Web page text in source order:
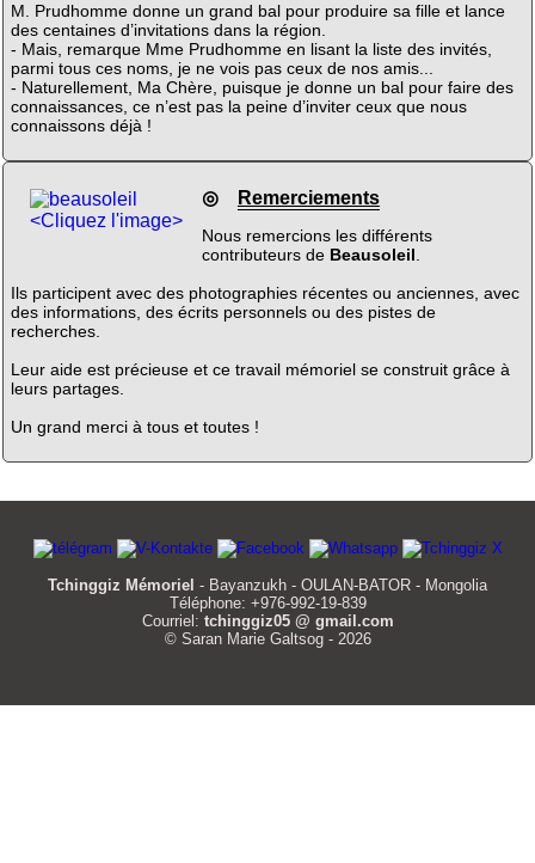
M. Prudhomme donne un grand bal pour produire sa fille et lance
des centaines d’invitations dans la région.
- Mais, remarque Mme Prudhomme en lisant la liste des invités,
parmi tous ces noms, je ne vois pas ceux de nos amis...
- Naturellement, Ma Chère, puisque je donne un bal pour faire des
connaissances, ce n’est pas la peine d’inviter ceux que nous
connaissons déjà !
<Cliquez l'image>
◎ Remerciements
Nous remercions les différents
contributeurs de Beausoleil
Ils participent avec des photographies récentes ou anciennes, avec
des informations, des écrits personnels ou des pistes de
recherches.
Leur aide est précieuse et ce travail mémoriel se construit grâce à
leurs partages.
Un grand merci à tous et toutes !
Tchinggiz Mémoriel - Bayanzukh - OULAN-BATOR - Mongolia
Téléphone: +976-992-19-839
Courriel: tchinggiz05 @ gmail.com
© Saran Marie Galtsog - 2026